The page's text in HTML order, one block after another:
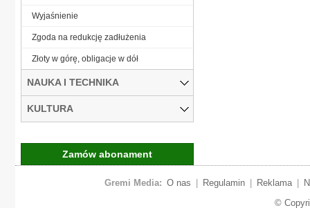
Wyjaśnienie
Zgoda na redukcję zadłużenia
Złoty w górę, obligacje w dół
NAUKA I TECHNIKA
KULTURA
Zamów abonament
Gremi Media: O nas Regulamin Reklama
©